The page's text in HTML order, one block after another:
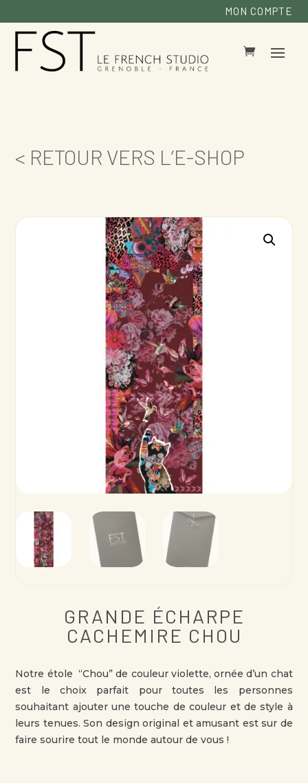
MON COMPTE
< RETOUR VERS L’E-SHOP
GRANDE ÉCHARPE
CACHEMIRE CHOU
Notre étole “Chou” de couleur violette, ornée d’un chat
est le choix parfait pour toutes les personnes
souhaitant ajouter une touche de couleur et de style à
leurs tenues. Son design original et amusant est sur de
faire sourire tout le monde autour de vous !